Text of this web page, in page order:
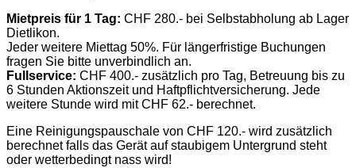
Mietpreis für 1 Tag: CHF 280.- bei Selbstabholung ab Lager
Dietlikon.
Jeder weitere Miettag 50%. Für längerfristige Buchungen
fragen Sie bitte unverbindlich an.
Fullservice: CHF 400.- zusätzlich pro Tag, Betreuung bis zu
6 Stunden Aktionszeit und Haftpflichtversicherung. Jede
weitere Stunde wird mit CHF 62.- berechnet.
Eine Reinigungspauschale von CHF 120.- wird zusätzlich
berechnet falls das Gerät auf staubigem Untergrund steht
oder wetterbedingt nass wird!